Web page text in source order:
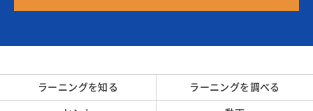
ラーニングを知る ラーニングを調べる